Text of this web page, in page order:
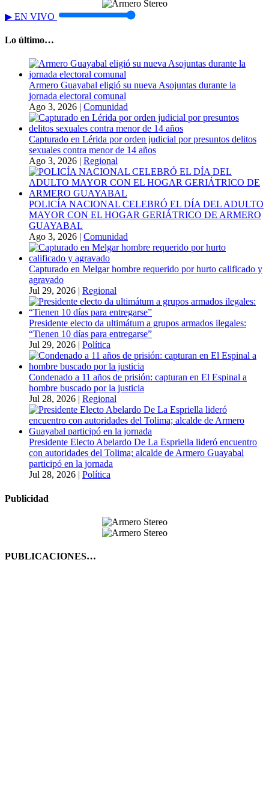
▶ EN VIVO
Lo último…
Armero Guayabal eligió su nueva Asojuntas durante la
jornada electoral comunal
Ago 3, 2026 | Comunidad
Capturado en Lérida por orden judicial por presuntos delitos
sexuales contra menor de 14 años
Ago 3, 2026 | Regional
POLICÍA NACIONAL CELEBRÓ EL DÍA DEL ADULTO
MAYOR CON EL HOGAR GERIÁTRICO DE ARMERO
GUAYABAL
Ago 3, 2026 | Comunidad
Capturado en Melgar hombre requerido por hurto calificado y
agravado
Jul 29, 2026 | Regional
Presidente electo da ultimátum a grupos armados ilegales:
“Tienen 10 días para entregarse”
Jul 29, 2026 | Política
Condenado a 11 años de prisión: capturan en El Espinal a
hombre buscado por la justicia
Jul 28, 2026 | Regional
Presidente Electo Abelardo De La Espriella lideró encuentro
con autoridades del Tolima; alcalde de Armero Guayabal
participó en la jornada
Jul 28, 2026 | Política
Publicidad
PUBLICACIONES…